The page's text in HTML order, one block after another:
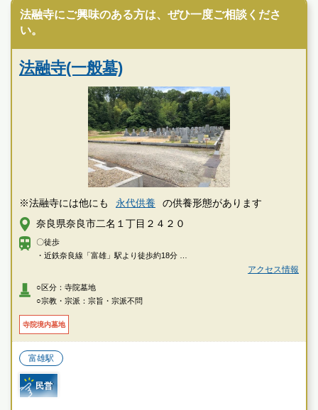
霊山寺東光院大霊園の特徴
法融寺にご興味のある方は、ぜひ一度ご相談くださ
い。
法融寺(一般墓)
※法融寺には他にも 永代供養
の供養形態があります
奈良県奈良市二名１丁目２４２０
〇徒歩
・近鉄奈良線「富雄」駅より徒歩約18分
〇車
・近鉄奈良線「富雄」駅より約8分
アクセス情報
○区分：寺院墓地
○宗教・宗派：宗旨・宗派不問
寺院境内墓地
富雄駅
民営